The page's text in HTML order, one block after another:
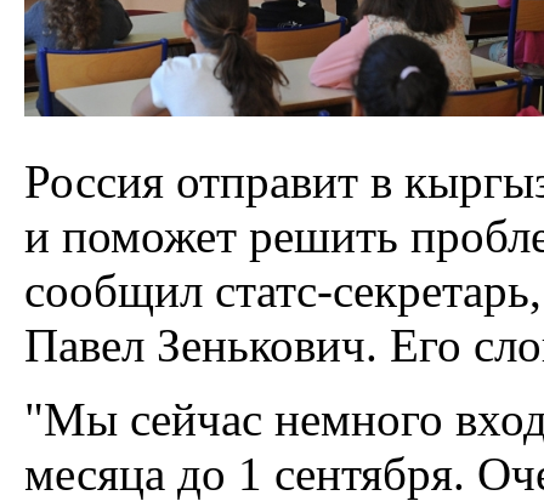
Россия отправит в
и поможет решить
сообщил статс-
Павел Зенькович. Его
"Мы сейчас немного
месяца до 1 сентября.